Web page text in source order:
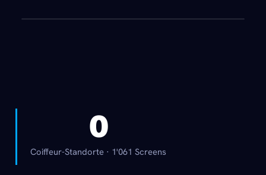
Coiffeur-Standorte · 1'061 Screens
0